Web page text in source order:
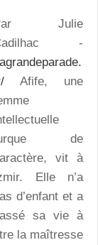
Julie
-
Afife, une
de
vit à
Elle n’a
d’enfant et a
sa vie à
la maîtresse